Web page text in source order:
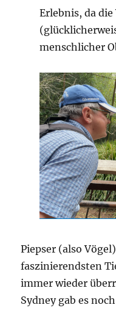
Erlebnis, da die
menschlicher
Piepser (also
faszinierendsten
immer wieder
Sydney gab es